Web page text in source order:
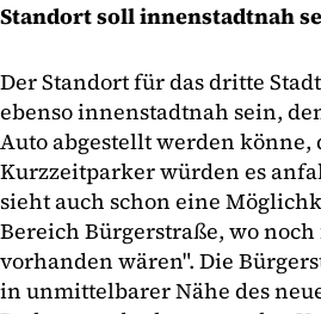
Standort soll innenstadtnah
Der Standort für das dritte
ebenso innenstadtnah sein,
Auto abgestellt werden könne,
Kurzzeitparker würden es
sieht auch schon eine
Bereich Bürgerstraße, wo
vorhanden wären". Die
in unmittelbarer Nähe des